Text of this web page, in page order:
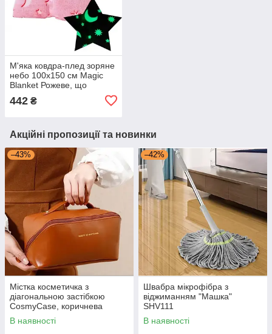
М'яка ковдра-плед зоряне
небо 100х150 см Magic
Blanket Рожеве, що
442 ₴
Акційні пропозиції та новинки
–43%
Містка косметичка з
діагональною застібкою
CosmyCase, коричнева
В наявності
–42%
Швабра мікрофібра з
віджиманням "Машка"
SHV111
В наявності